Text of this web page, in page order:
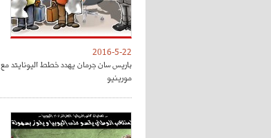
2016-5-22
باريس سان جرمان يهدد خطط اليونايتد مع
مورينيو